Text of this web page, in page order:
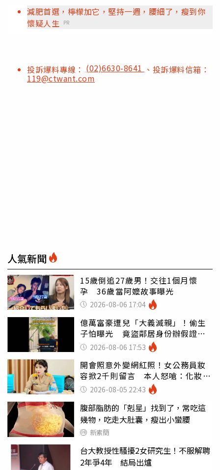
減肥首選，檸檬加它，堅持一週，腰細了，瘦到你
懷疑人生
PR
投訴爆料專線： (02)6630-8641 、投訴爆料信箱：
119@ctwant.com
人氣新聞
15歲倒追27歲男！交往1個月懷
孕 36歲當阿嬤故事曝光
2026-08-06 17:04
億萬富豪遭兒「大義滅親」！偷生
子怕曝光 竟盜鄰居身份辦假證落
戶 2026-08-06 17:53
開會照意外變網紅照！女公務員妝
容掀2千則留言 本人怒嗆：化妝有
錯嗎2026-08-05 22:43
腹部脂肪的「剋星」找到了，常吃這
幾物，吃走大肚囊，瘦出小蠻腰
新素簡
台大教授性騷擾2女研究生！不服解聘
2年爭4年 結局出爐